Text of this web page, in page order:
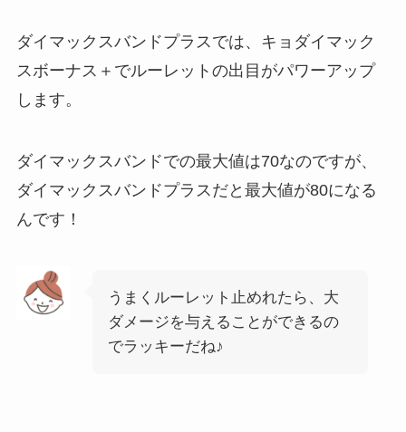
ダイマックスバンドプラスでは、キョダイマック
スボーナス＋でルーレットの出目がパワーアップ
します。
ダイマックスバンドでの最大値は70なのですが、
ダイマックスバンドプラスだと最大値が80になる
んです！
うまくルーレット止めれたら、大
ダメージを与えることができるの
でラッキーだね♪